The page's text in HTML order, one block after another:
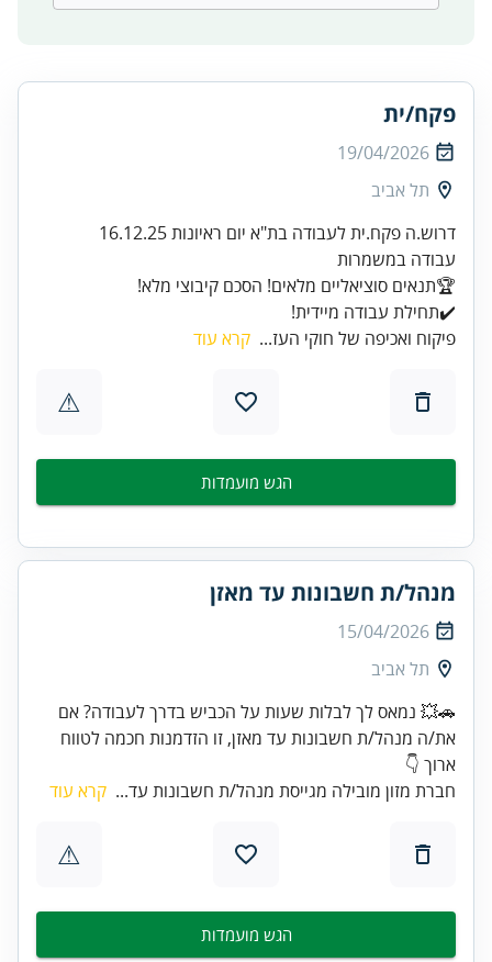
פקח/ית
19/04/2026
תל אביב
✔️תחילת עבודה מיידית!
פיקוח ואכיפה של חוקי העז... קרא עוד
⚠
הגש מועמדות
מנהל/ת חשבונות עד מאזן
15/04/2026
תל אביב
🚗💥 נמאס לך לבלות שעות על הכביש בדרך לעבודה? אם
את/ה מנהל/ת חשבונות עד מאזן, זו הזדמנות חכמה לטווח
ארוך 👇
חברת מזון מובילה מגייסת מנהל/ת חשבונות עד... קרא עוד
⚠
הגש מועמדות